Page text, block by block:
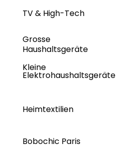
TV & High-Tech
Grosse
Haushaltsgeräte
Kleine
Elektrohaushaltsgeräte
Heimtextilien
Bobochic Paris